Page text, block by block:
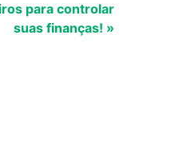
para controlar
suas finanças! »